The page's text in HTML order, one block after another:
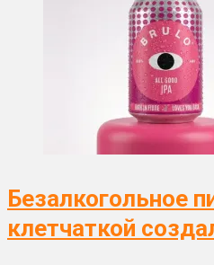
Безалкогольное
клетчаткой